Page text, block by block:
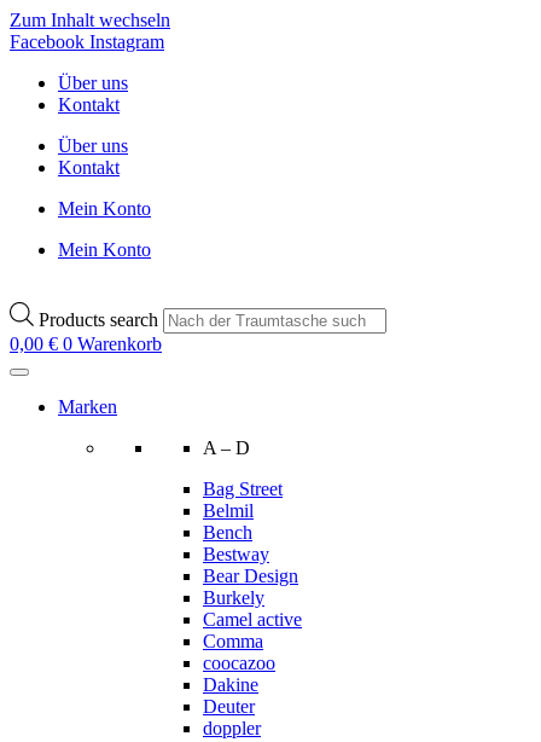
Zum Inhalt wechseln
Facebook Instagram
Über uns
Kontakt
Über uns
Kontakt
Mein Konto
Mein Konto
Products search
0,00 € 0 Warenkorb
Marken
A – D
Bag Street
Belmil
Bench
Bestway
Bear Design
Burkely
Camel active
Comma
coocazoo
Dakine
Deuter
doppler